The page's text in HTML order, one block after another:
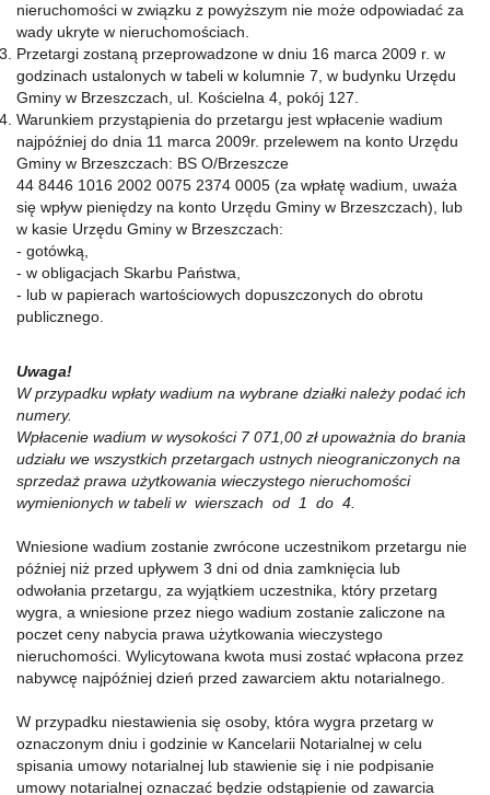
nieruchomości w związku z powyższym nie może odpowiadać za
wady ukryte w nieruchomościach.
Przetargi zostaną przeprowadzone w dniu 16 marca 2009 r. w
godzinach ustalonych w tabeli w kolumnie 7, w budynku Urzędu
Gminy w Brzeszczach, ul. Kościelna 4, pokój 127.
Warunkiem przystąpienia do przetargu jest wpłacenie wadium
najpóźniej do dnia 11 marca 2009r. przelewem na konto Urzędu
Gminy w Brzeszczach: BS O/Brzeszcze
44 8446 1016 2002 0075 2374 0005 (za wpłatę wadium, uważa
się wpływ pieniędzy na konto Urzędu Gminy w Brzeszczach), lub
w kasie Urzędu Gminy w Brzeszczach:
- gotówką,
- w obligacjach Skarbu Państwa,
- lub w papierach wartościowych dopuszczonych do obrotu
publicznego.
Uwaga!
W przypadku wpłaty wadium na wybrane działki należy podać ich
numery.
Wpłacenie wadium w wysokości 7 071,00 zł upoważnia do brania
udziału we wszystkich przetargach ustnych nieograniczonych na
sprzedaż prawa użytkowania wieczystego nieruchomości
wymienionych w tabeli w wierszach od 1 do 4.
Wniesione wadium zostanie zwrócone uczestnikom przetargu nie
później niż przed upływem 3 dni od dnia zamknięcia lub
odwołania przetargu, za wyjątkiem uczestnika, który przetarg
wygra, a wniesione przez niego wadium zostanie zaliczone na
poczet ceny nabycia prawa użytkowania wieczystego
nieruchomości. Wylicytowana kwota musi zostać wpłacona przez
nabywcę najpóźniej dzień przed zawarciem aktu notarialnego.
W przypadku niestawienia się osoby, która wygra przetarg w
oznaczonym dniu i godzinie w Kancelarii Notarialnej w celu
spisania umowy notarialnej lub stawienie się i nie podpisanie
umowy notarialnej oznaczać będzie odstąpienie od zawarcia